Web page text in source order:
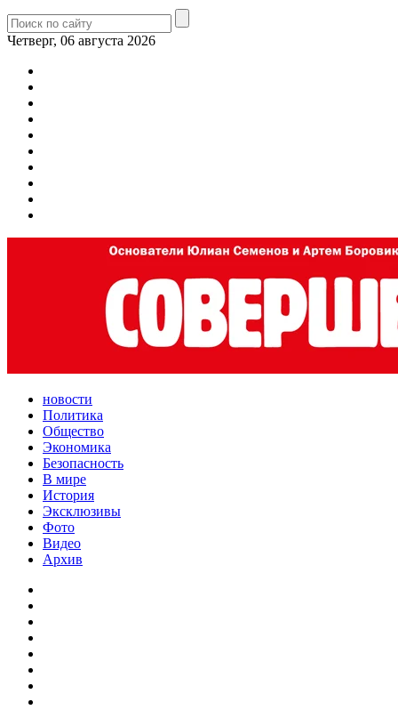
Четверг, 06 августа 2026
новости
Политика
Общество
Экономика
Безопасность
В мире
История
Эксклюзивы
Фото
Видео
Архив